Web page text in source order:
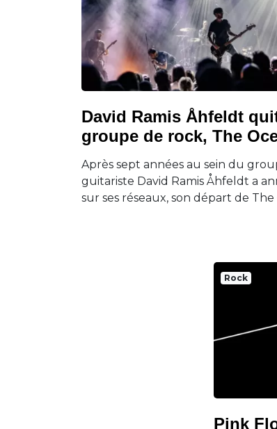
David Ramis Åhfeldt
groupe de rock, The
Après sept années au sein du
guitariste David Ramis Åhfeldt a
sur ses réseaux, son départ de The
Rock
Pink